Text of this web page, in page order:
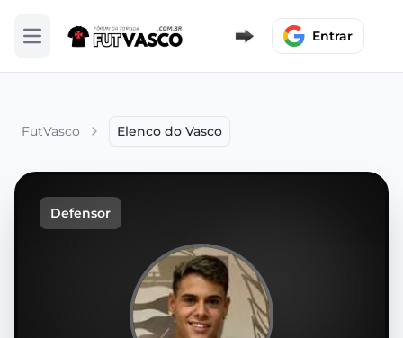
Abrir menu Entrar
FutVasco Elenco do Vasco
Defensor